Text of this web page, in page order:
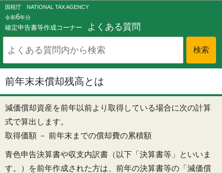
このページの本文へ移動
国税庁 NATIONAL TAX AGENCY
令和6年分
確定申告書等作成コーナー よくある質問
前年末未償却残高とは
減価償却資産を前年以前より取得している場合に次の計算
式で算出します。
取得価額 － 前年末までの償却費の累積額
青色申告決算書や収支内訳書（以下「決算書等」といいま
す。）を前年作成された方は、前年の決算書等の「減価償